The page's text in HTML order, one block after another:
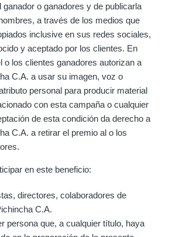
ganador o ganadores y de publicarla
a través de los medios que
inclusive en sus redes sociales,
y aceptado por los clientes. En
o los clientes ganadores autorizan a
C.A. a usar su imagen, voz o
personal para producir material
con esta campaña o cualquier
de esta condición da derecho a
C.A. a retirar el premio al o los
en este beneficio:
directores, colaboradores de
C.A.
persona que, a cualquier título, haya